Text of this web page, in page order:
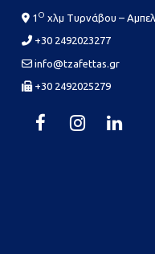
1 Ο χλμ Τυρνάβου –
+30 2492023277
info@tzafettas.gr
+30 2492025279